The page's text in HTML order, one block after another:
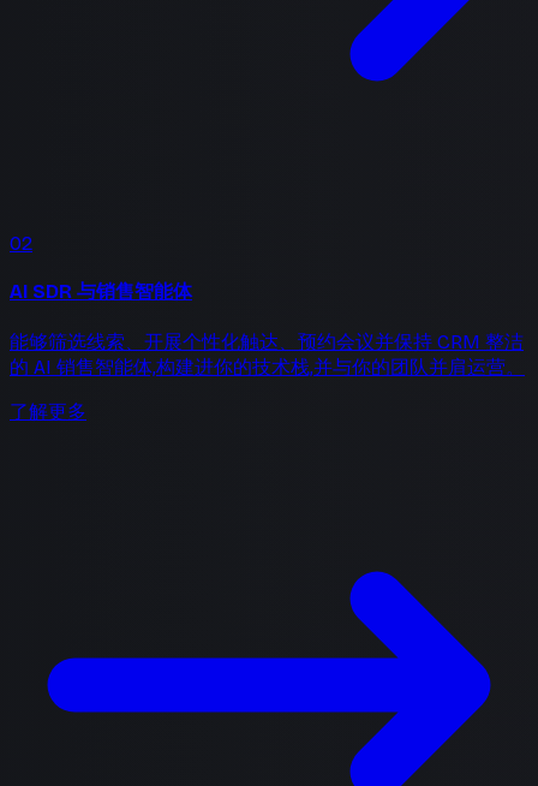
02
AI SDR 与销售智能体
能够筛选线索、开展个性化触达、预约会议并保持 CRM 整洁
的 AI 销售智能体,构建进你的技术栈,并与你的团队并肩运营。
了解更多